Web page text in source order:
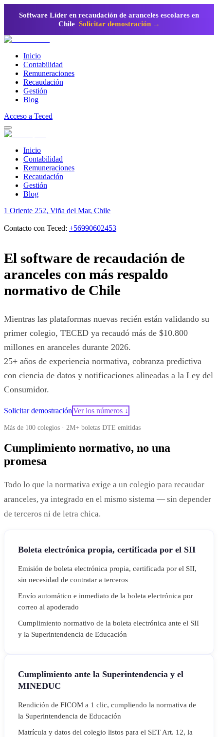
Software Líder en recaudación de aranceles escolares en
Chile Solicitar demostración →
Inicio
Contabilidad
Remuneraciones
Recaudación
Gestión
Blog
Acceso a Teced
Inicio
Contabilidad
Remuneraciones
Recaudación
Gestión
Blog
1 Oriente 252, Viña del Mar, Chile
Contacto con Teced: +56990602453
El software de recaudación de
aranceles con más respaldo
normativo de Chile
Mientras las plataformas nuevas recién están validando su
primer colegio, TECED ya recaudó más de $10.800
millones en aranceles durante 2026.
25+ años de experiencia normativa, cobranza predictiva
con ciencia de datos y notificaciones alineadas a la Ley del
Consumidor.
Solicitar demostraciónVer los números ↓
Más de 100 colegios · 2M+ boletas DTE emitidas
Cumplimiento normativo, no una
promesa
Todo lo que la normativa exige a un colegio para recaudar
aranceles, ya integrado en el mismo sistema — sin depender
de terceros ni de letra chica.
Boleta electrónica propia, certificada por el SII
Emisión de boleta electrónica propia, certificada por el SII,
sin necesidad de contratar a terceros
Envío automático e inmediato de la boleta electrónica por
correo al apoderado
Cumplimiento normativo de la boleta electrónica ante el SII
y la Superintendencia de Educación
Cumplimiento ante la Superintendencia y el
MINEDUC
Rendición de FICOM a 1 clic, cumpliendo la normativa de
la Superintendencia de Educación
Matrícula y datos del colegio listos para el SET Art. 12, la